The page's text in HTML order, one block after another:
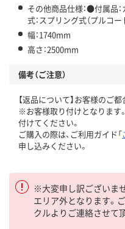
その他商品仕様：●付属品
式：スプリング式（プルコー
幅：1740mm
高さ：2500mm
備考（ご注意）
【返品について】お客様のご
※お客様取り付けとなります
付けてください。
ご購入の際は、ご利用ガイド「
申し込みください。
※大変申し訳ございま
エリア外となります。
クルよりご連絡させて